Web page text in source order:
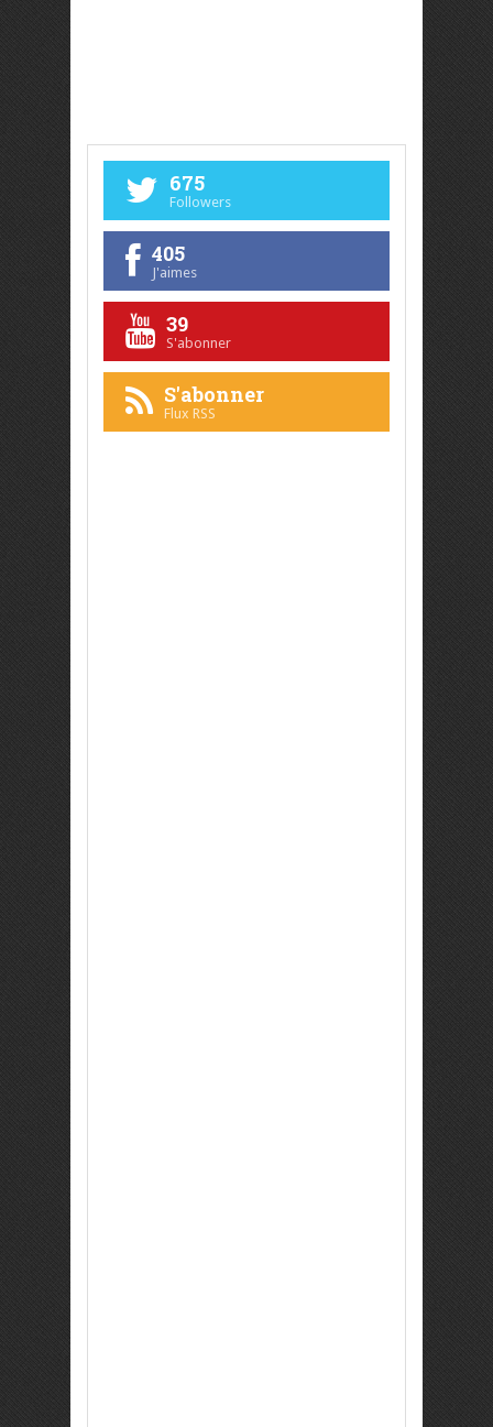
675
Followers
405
J'aimes
39
S'abonner
S'abonner
Flux RSS